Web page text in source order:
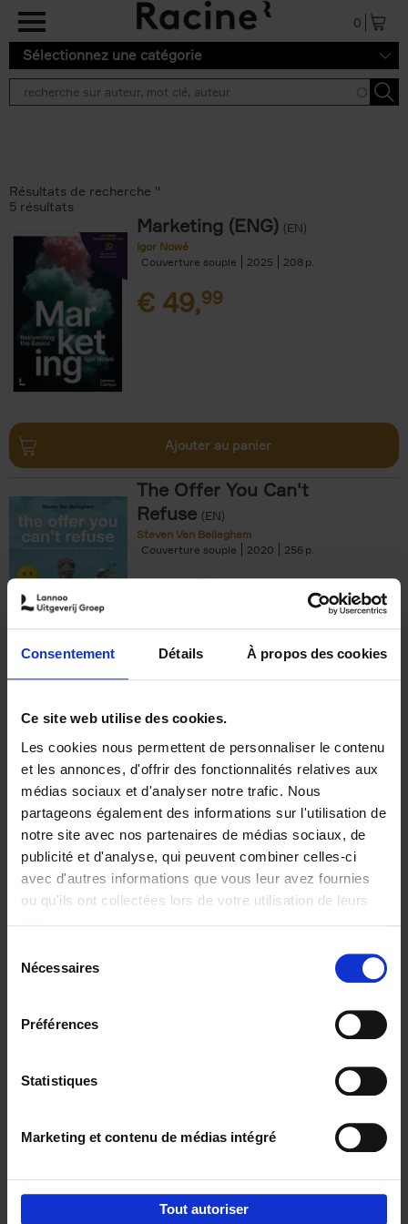
Consentement Détails À propos des cookies
Ce site web utilise des cookies.
Les cookies nous permettent de personnaliser le contenu
et les annonces, d'offrir des fonctionnalités relatives aux
médias sociaux et d'analyser notre trafic. Nous
partageons également des informations sur l'utilisation de
notre site avec nos partenaires de médias sociaux, de
publicité et d'analyse, qui peuvent combiner celles-ci
avec d'autres informations que vous leur avez fournies
ou qu'ils ont collectées lors de votre utilisation de leurs
Nécessaires
Préférences
Statistiques
Marketing et contenu de médias intégré
Tout autoriser
Aller au contenu principal
0
Sélectionnez une catégorie
Résultats de recherche ''
5 résultats
Marketing (ENG) (EN)
Igor Nowé
Couverture souple
2025 208
€ 49,99
Ajouter au panier
The Offer You Can't
Refuse (EN)
Steven Van Belleghem
Couverture souple
2020 256
€37,50
Building Bonds = Building
Business
Jochen Roef Jozefien De Feyter
Carolien Boom
Couverture souple
2025 200
€29,99
Digital marketing like a PRO -
completely revised edition (EN)